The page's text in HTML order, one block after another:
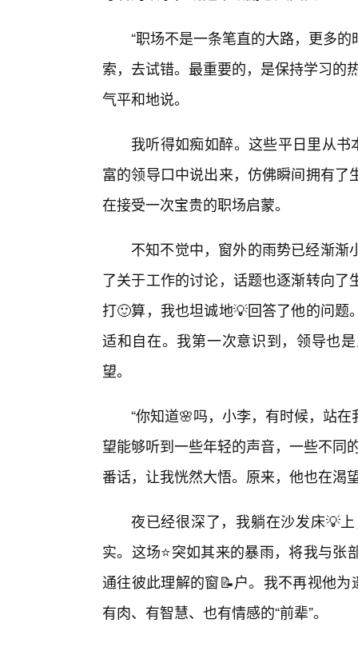
“职场不是一条笔直的大路，更多
索，去试错。最重要的，是保持学习的
气平和地说。
我听得如痴如醉。这些平日里从书
富的领导口中说出来，仿佛瞬间拥有
在接受一次宝贵的职场启蒙。
不知不觉中，窗外的雨势已经渐
了关于工作的讨论，话题也逐渐转向
打🙂算，我也坦诚地💡回答了他的问
适和自在。我第一次意识到，领导也
望。
“你知道🌸吗，小李，有时候，站
望能够听到一些年轻的声音，一些不同
番话，让我恍然大悟。原来，他也在渴
夜已经很深了，我躺在沙发床💡
实。这场⭐突如其来的暴雨，将我与
通往彼此理解的窗📝户。我不再视他
有肉、有智慧、也有情感的“前辈”。